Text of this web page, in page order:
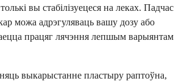
вы стабілізуецеся на леках. Падчас
можа адрэгуляваць вашу дозу або
працяг лячэння лепшым варыянтам
выкарыстанне пластыру раптоўна,